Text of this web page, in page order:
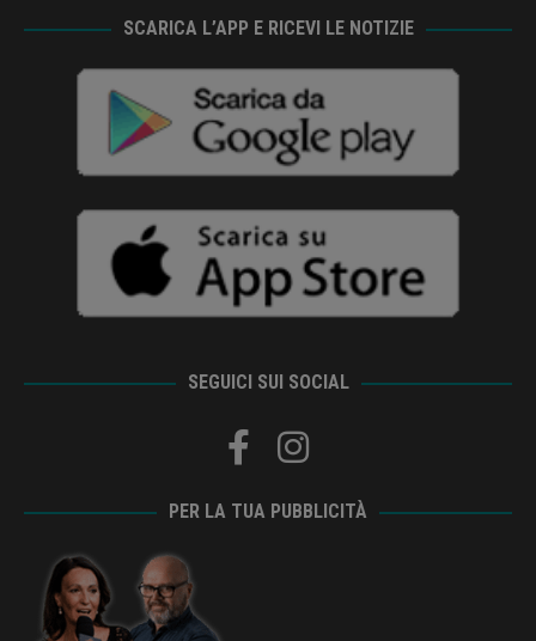
SCARICA L’APP E RICEVI LE NOTIZIE
SEGUICI SUI SOCIAL
PER LA TUA PUBBLICITÀ